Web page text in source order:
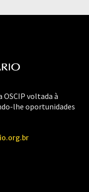
voltada à
lhe oportunidades